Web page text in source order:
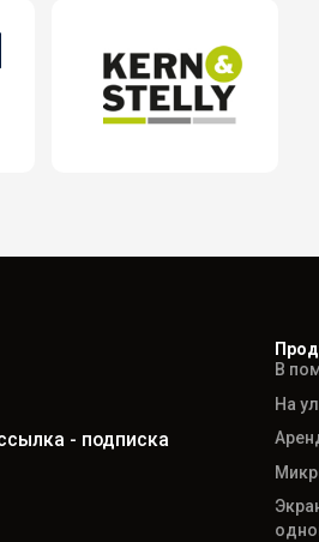
- подписка
В
На